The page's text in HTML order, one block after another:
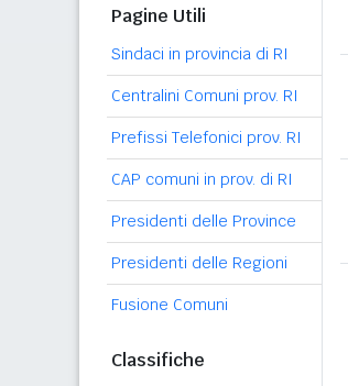
Pagine Utili
Sindaci in provincia di RI
Centralini Comuni prov. RI
Prefissi Telefonici prov. RI
CAP comuni in prov. di RI
Presidenti delle Province
Presidenti delle Regioni
Fusione Comuni
Classifiche